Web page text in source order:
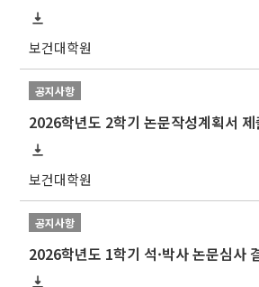
보건대학원
공지사항
보건대학원
공지사항